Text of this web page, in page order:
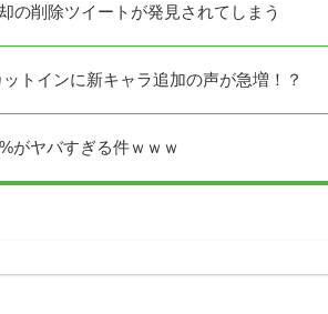
の削除ツイートが発見されてしまう
ットインに新キャラ追加の声が急増！？
がヤバすぎる件ｗｗｗ